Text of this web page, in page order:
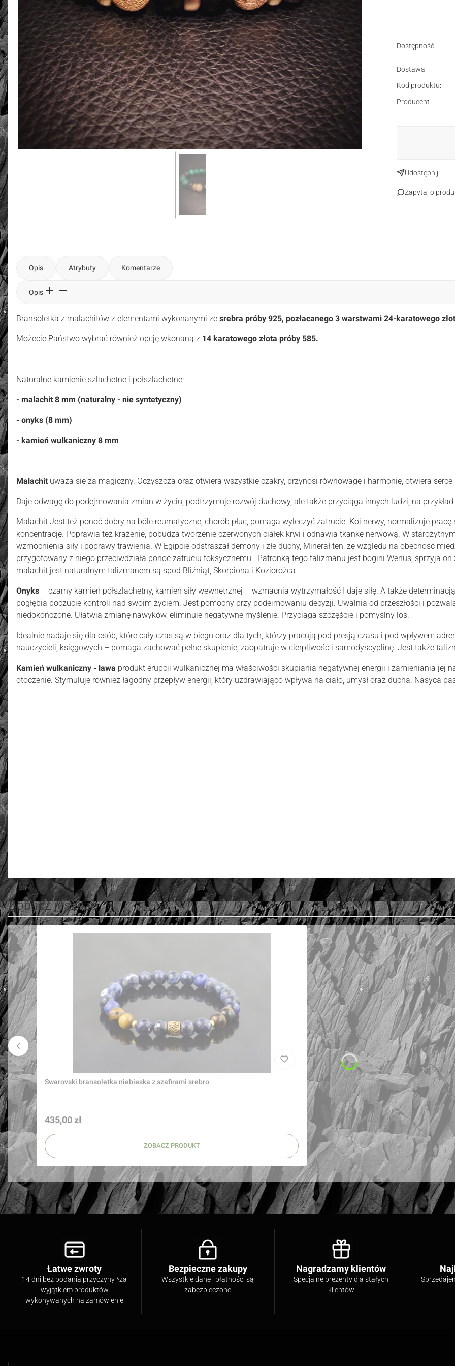
Dostępność:
Dostawa:
Kod produktu:
Producent:
Udostępnij
Zapytaj o
Opis Atrybuty Komentarze
Opis
Bransoletka z malachitów z elementami wykonanymi ze srebra próby 925, pozłacanego 3 warstwami 24-karatowego
Możecie Państwo wybrać również opcję wkonaną z 14 karatowego złota próby 585.
Naturalne kamienie szlachetne i półszlachetne:
- malachit 8 mm (naturalny - nie syntetyczny)
- onyks (8 mm)
- kamień wulkaniczny 8 mm
Malachit uważa się za magiczny. Oczyszcza oraz otwiera wszystkie czakry, przynosi równowagę i harmonię, otwiera serce
Daje odwagę do podejmowania zmian w życiu, podtrzymuje rozwój duchowy, ale także przyciąga innych ludzi, na
Malachit Jest też ponoć dobry na bóle reumatyczne, chorób płuc, pomaga wyleczyć zatrucie. Koi nerwy, normalizuje pracę
koncentrację. Poprawia też krążenie, pobudza tworzenie czerwonych ciałek krwi i odnawia tkankę nerwową. W
wzmocnienia siły i poprawy trawienia. W Egipcie odstraszał demony i złe duchy, Minerał ten, ze względu na obecność
przygotowany z niego przeciwdziała ponoć zatruciu toksycznemu.. Patronką tego talizmanu jest bogini Wenus, sprzyja on
malachit jest naturalnym talizmanem są spod Bliźniąt, Skorpiona i Koziorożca
Onyks – czarny kamień półszlachetny, kamień siły wewnętrznej – wzmacnia wytrzymałość I daje siłę. A także
pogłębia poczucie kontroli nad swoim życiem. Jest pomocny przy podejmowaniu decyzji. Uwalnia od przeszłości i
niedokończone. Ułatwia zmianę nawyków, eliminuje negatywne myślenie. Przyciąga szczęście i pomyślny los.
Idealnie nadaje się dla osób, które cały czas są w biegu oraz dla tych, którzy pracują pod presją czasu i pod wpływem
nauczycieli, księgowych – pomaga zachować pełne skupienie, zaopatruje w cierpliwość i samodyscyplinę. Jest także
Kamień wulkaniczny - lawa produkt erupcji wulkanicznej ma właściwości skupiania negatywnej energii i zamieniania jej
otoczenie. Stymuluje również łagodny przepływ energii, który uzdrawiająco wpływa na ciało, umysł oraz ducha. Nasyca
Zobacz jeszcze
Swarovski bransoletka niebieska z szafirami srebro
Cena
435,00 zł
ZOBACZ PRODUKT
Łatwe zwroty
14 dni bez podania przyczyny *za
wyjątkiem produktów
wykonywanych na zamówienie
Bezpieczne zakupy
Wszystkie dane i płatności są
zabezpieczone
Nagradzamy klientów
Specjalne prezenty dla stałych
klientów